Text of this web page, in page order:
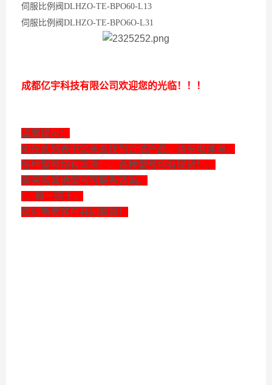
伺服比例阀DLHZO-TE-BPO60-L13
伺服比例阀DLHZO-TE-BPO6O-L31
成都亿宇科技有限公司欢迎您的光临！！！
温馨提示：
如在此列表中您未查找到合适产品，请来电详询，
各种型号均有现货！、各种型号均有现货！、
需采购其他型号可联系咨询。
*，假一赔十，
欢迎新老客户共同监督！